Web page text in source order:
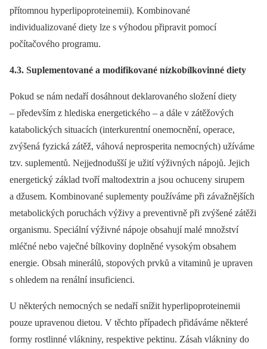
přítomnou hyperlipoproteinemii). Kombinované
individualizované diety lze s výhodou připravit pomocí
počítačového programu.
4.3. Suplementované a modifikované nízkobílkovinné diety
Pokud se nám nedaří dosáhnout deklarovaného složení diety
–⁠ především z hlediska energetického –⁠ a dále v zátěžových
katabolických situacích (interkurentní onemocnění, operace,
zvýšená fyzická zátěž, váhová neprosperita nemocných) užíváme
tzv. suplementů. Nejjednodušší je užití výživných nápojů. Jejich
energetický základ tvoří maltodextrin a jsou ochuceny sirupem
a džusem. Kombinované suplementy používáme při závažnějších
metabolických poruchách výživy a preventivně při zvýšené zátěži
organismu. Speciální výživné nápoje obsahují malé množství
mléčné nebo vaječné bílkoviny doplněné vysokým obsahem
energie. Obsah minerálů, stopových prvků a vitaminů je upraven
s ohledem na renální insuficienci.
U některých nemocných se nedaří snížit hyperlipoproteinemii
pouze upravenou dietou. V těchto případech přidáváme některé
formy rostlinné vlákniny, respektive pektinu. Zásah vlákniny do